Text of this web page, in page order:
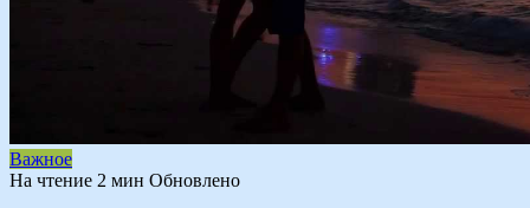
Важное
На чтение 2 мин Обновлено